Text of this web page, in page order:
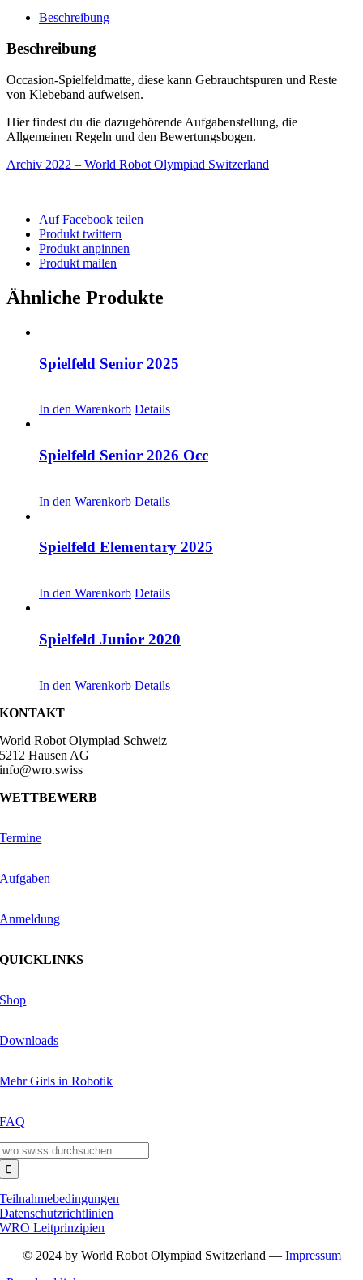
MengeBeschreibung
Beschreibung
Occasion-Spielfeldmatte, diese kann Gebrauchtspuren und Reste
von Klebeband aufweisen.
Hier findest du die dazugehörende Aufgabenstellung, die
Allgemeinen Regeln und den Bewertungsbogen.
Archiv 2022 – World Robot Olympiad Switzerland
Auf Facebook teilen
Produkt twittern
Produkt anpinnen
Produkt mailen
Ähnliche Produkte
Spielfeld Senior 2025
In den Warenkorb Details
Spielfeld Senior 2026 Occ
In den Warenkorb Details
Spielfeld Elementary 2025
In den Warenkorb Details
Spielfeld Junior 2020
In den Warenkorb Details
KONTAKT
World Robot Olympiad Schweiz
5212 Hausen AG
info@wro.swiss
WETTBEWERB
Termine
Aufgaben
Anmeldung
QUICKLINKS
Shop
Downloads
Mehr Girls in Robotik
FAQ
Teilnahmebedingungen
Datenschutzrichtlinien
WRO Leitprinzipien
© 2024 by World Robot Olympiad Switzerland — Impressum